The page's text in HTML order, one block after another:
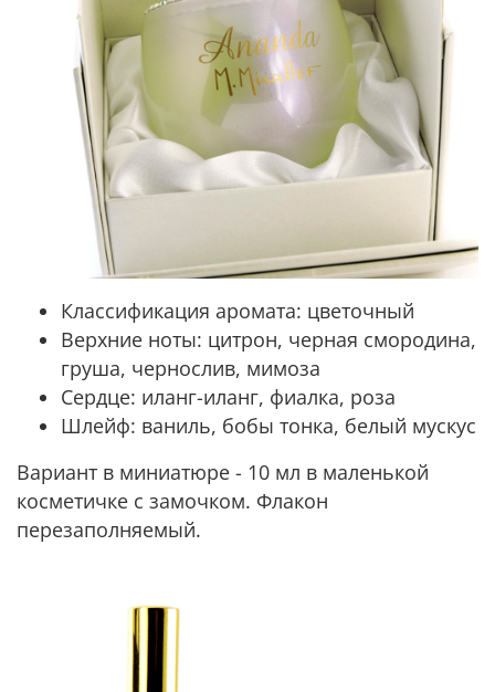
Классификация аромата: цветочный
Верхние ноты: цитрон, черная смородина,
груша, чернослив, мимоза
Сердце: иланг-иланг, фиалка, роза
Шлейф: ваниль, бобы тонка, белый мускус
Вариант в миниатюре - 10 мл в маленькой
косметичке с замочком. Флакон
перезаполняемый.